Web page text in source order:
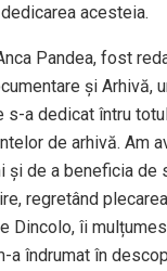
acesteia.
Pandea, fost
și Arhivă,
s-a dedicat întru
de arhivă. Am
și de a beneficia de
regretând
Dincolo, îi
a îndrumat în